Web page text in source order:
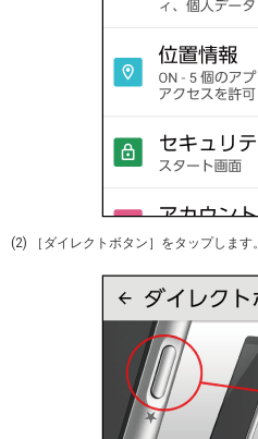
(2) ［ダイレクトボタン］をタップします。